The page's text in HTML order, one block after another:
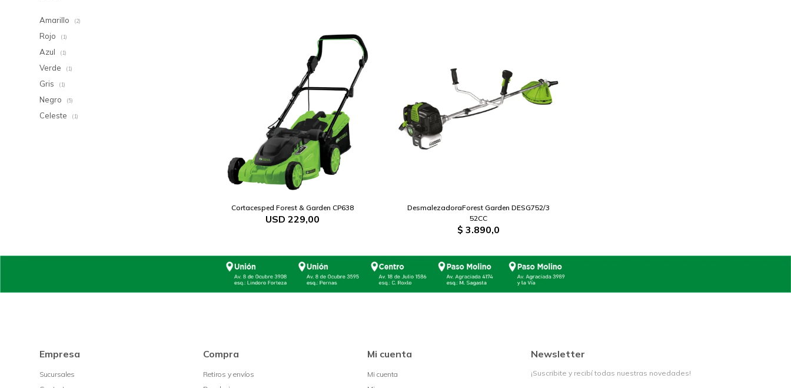
Cortacesped Forest & Garden CP638
USD 229,00
DesmalezadoraForest Garden DESG752/3
52CC
$ 3.890,0
Amarillo (2)
Rojo (1)
Azul (1)
Verde (1)
Gris (1)
Negro (5)
Celeste (1)
Empresa
Sucursales
Compra
Retiros y envíos
Mi cuenta
Mi cuenta
Newsletter
¡Suscribite y recibí todas nuestras novedades!